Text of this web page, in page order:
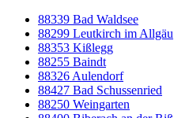
88339 Bad Waldsee
88299 Leutkirch im Allgäu
88353 Kißlegg
88255 Baindt
88326 Aulendorf
88427 Bad Schussenried
88250 Weingarten